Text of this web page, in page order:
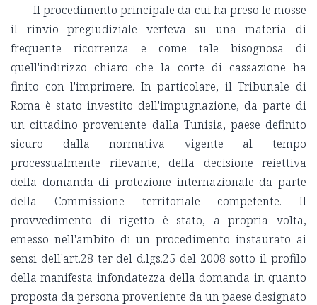
Il procedimento principale da cui ha preso le mosse
il rinvio pregiudiziale verteva su una materia di
frequente ricorrenza e come tale bisognosa di
quell'indirizzo chiaro che la corte di cassazione ha
finito con l'imprimere. In particolare, il Tribunale di
Roma è stato investito dell'impugnazione, da parte di
un cittadino proveniente dalla Tunisia, paese definito
sicuro dalla normativa vigente al tempo
processualmente rilevante, della decisione reiettiva
della domanda di protezione internazionale da parte
della Commissione territoriale competente. Il
provvedimento di rigetto è stato, a propria volta,
emesso nell'ambito di un procedimento instaurato ai
sensi dell'art.28 ter del d.lgs.25 del 2008 sotto il profilo
della manifesta infondatezza della domanda in quanto
proposta da persona proveniente da un paese designato